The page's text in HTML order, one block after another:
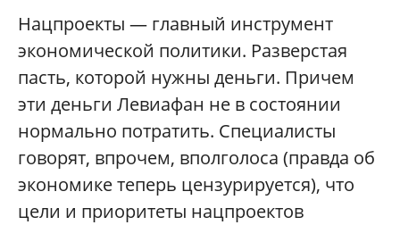
Нацпроекты — главный инструмент
экономической политики. Разверстая
пасть, которой нужны деньги. Причем
эти деньги Левиафан не в состоянии
нормально потратить. Специалисты
говорят, впрочем, вполголоса (правда об
экономике теперь цензурируется), что
цели и приоритеты нацпроектов